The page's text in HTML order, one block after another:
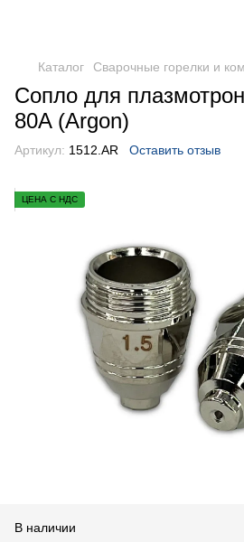
Каталог Сварочные горелки и
Сопло для
80A (Argon)
Артикул: 1512.AR Оставить отзыв
ЦЕНА С НДС
В наличии